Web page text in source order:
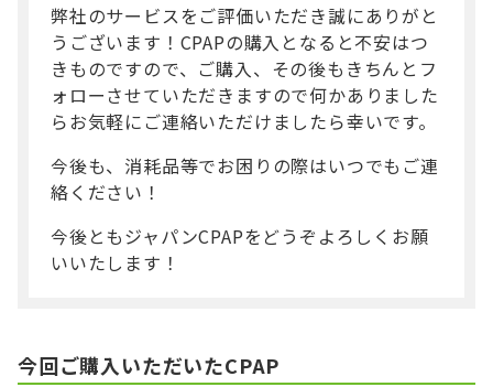
弊社のサービスをご評価いただき誠にありがと
うございます！CPAPの購入となると不安はつ
きものですので、ご購入、その後もきちんとフ
ォローさせていただきますので何かありました
らお気軽にご連絡いただけましたら幸いです。
今後も、消耗品等でお困りの際はいつでもご連
絡ください！
今後ともジャパンCPAPをどうぞよろしくお願
いいたします！
今回ご購入いただいたCPAP